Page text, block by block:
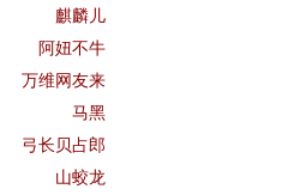
麒麟儿
阿妞不牛
万维网友来
马黑
弓长贝占郎
山蛟龙